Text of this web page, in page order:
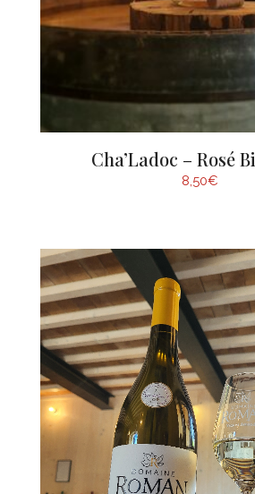
Cha’Ladoc – Rosé
8,50€